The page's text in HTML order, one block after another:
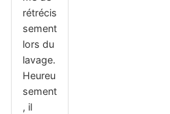
rétrécis
sement
lors du
lavage.
Heureu
sement
, il